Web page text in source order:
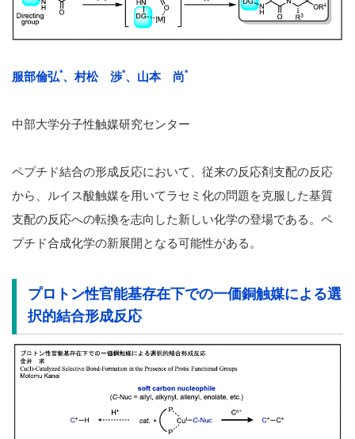
服部倫弘*、村松 渉*、山本 尚*
中部大学分子性触媒研究センター
ペプチド結合の形成反応において、従来の反応剤支配の反応
から、ルイス酸触媒を用いてラセミ化の問題を克服した基質
支配の反応への転換を志向した新しい化学の登場である。ペ
プチド合成化学の新展開となる可能性がある。
プロトン性官能基存在下での一価銅触媒による選
択的結合形成反応